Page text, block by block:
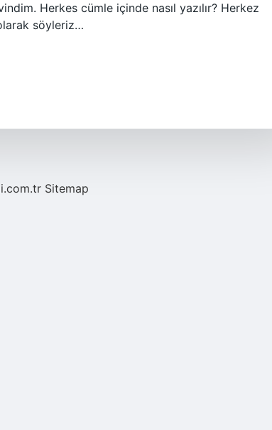
Herkes cümle içinde nasıl yazılır? Herkez
söyleriz…
Sitemap